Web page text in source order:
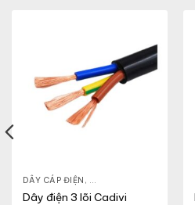
DÂY CÁP ĐIỆN , DÂY ĐIỆN DÂN DỤNG
Dây điện 3 lõi Cadivi
VCM